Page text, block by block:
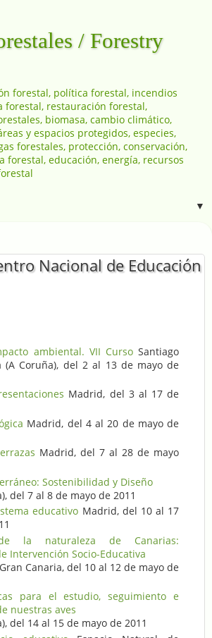
/ Forestry
forestal, política forestal, incendios
forestal, restauración forestal,
biomasa, cambio climático,
y espacios protegidos, especies,
forestales, protección, conservación,
forestal, educación, energía, recursos
▼
Nacional de Educación
ambiental. VII CursoSantiago
(A Coruña), del 2 al 13 de mayo de
Madrid, del 3 al 17 de
Madrid, del 4 al 20 de mayo de
Madrid, del 7 al 28 de mayo
Sostenibilidad y Diseño
del 7 al 8 de mayo de 2011
educativo Madrid, del 10 al 17
la naturaleza de Canarias:
Intervención Socio-Educativa
Canaria, del 10 al 12 de mayo de
para el estudio, seguimiento e
nuestras aves
del 14 al 15 de mayo de 2011